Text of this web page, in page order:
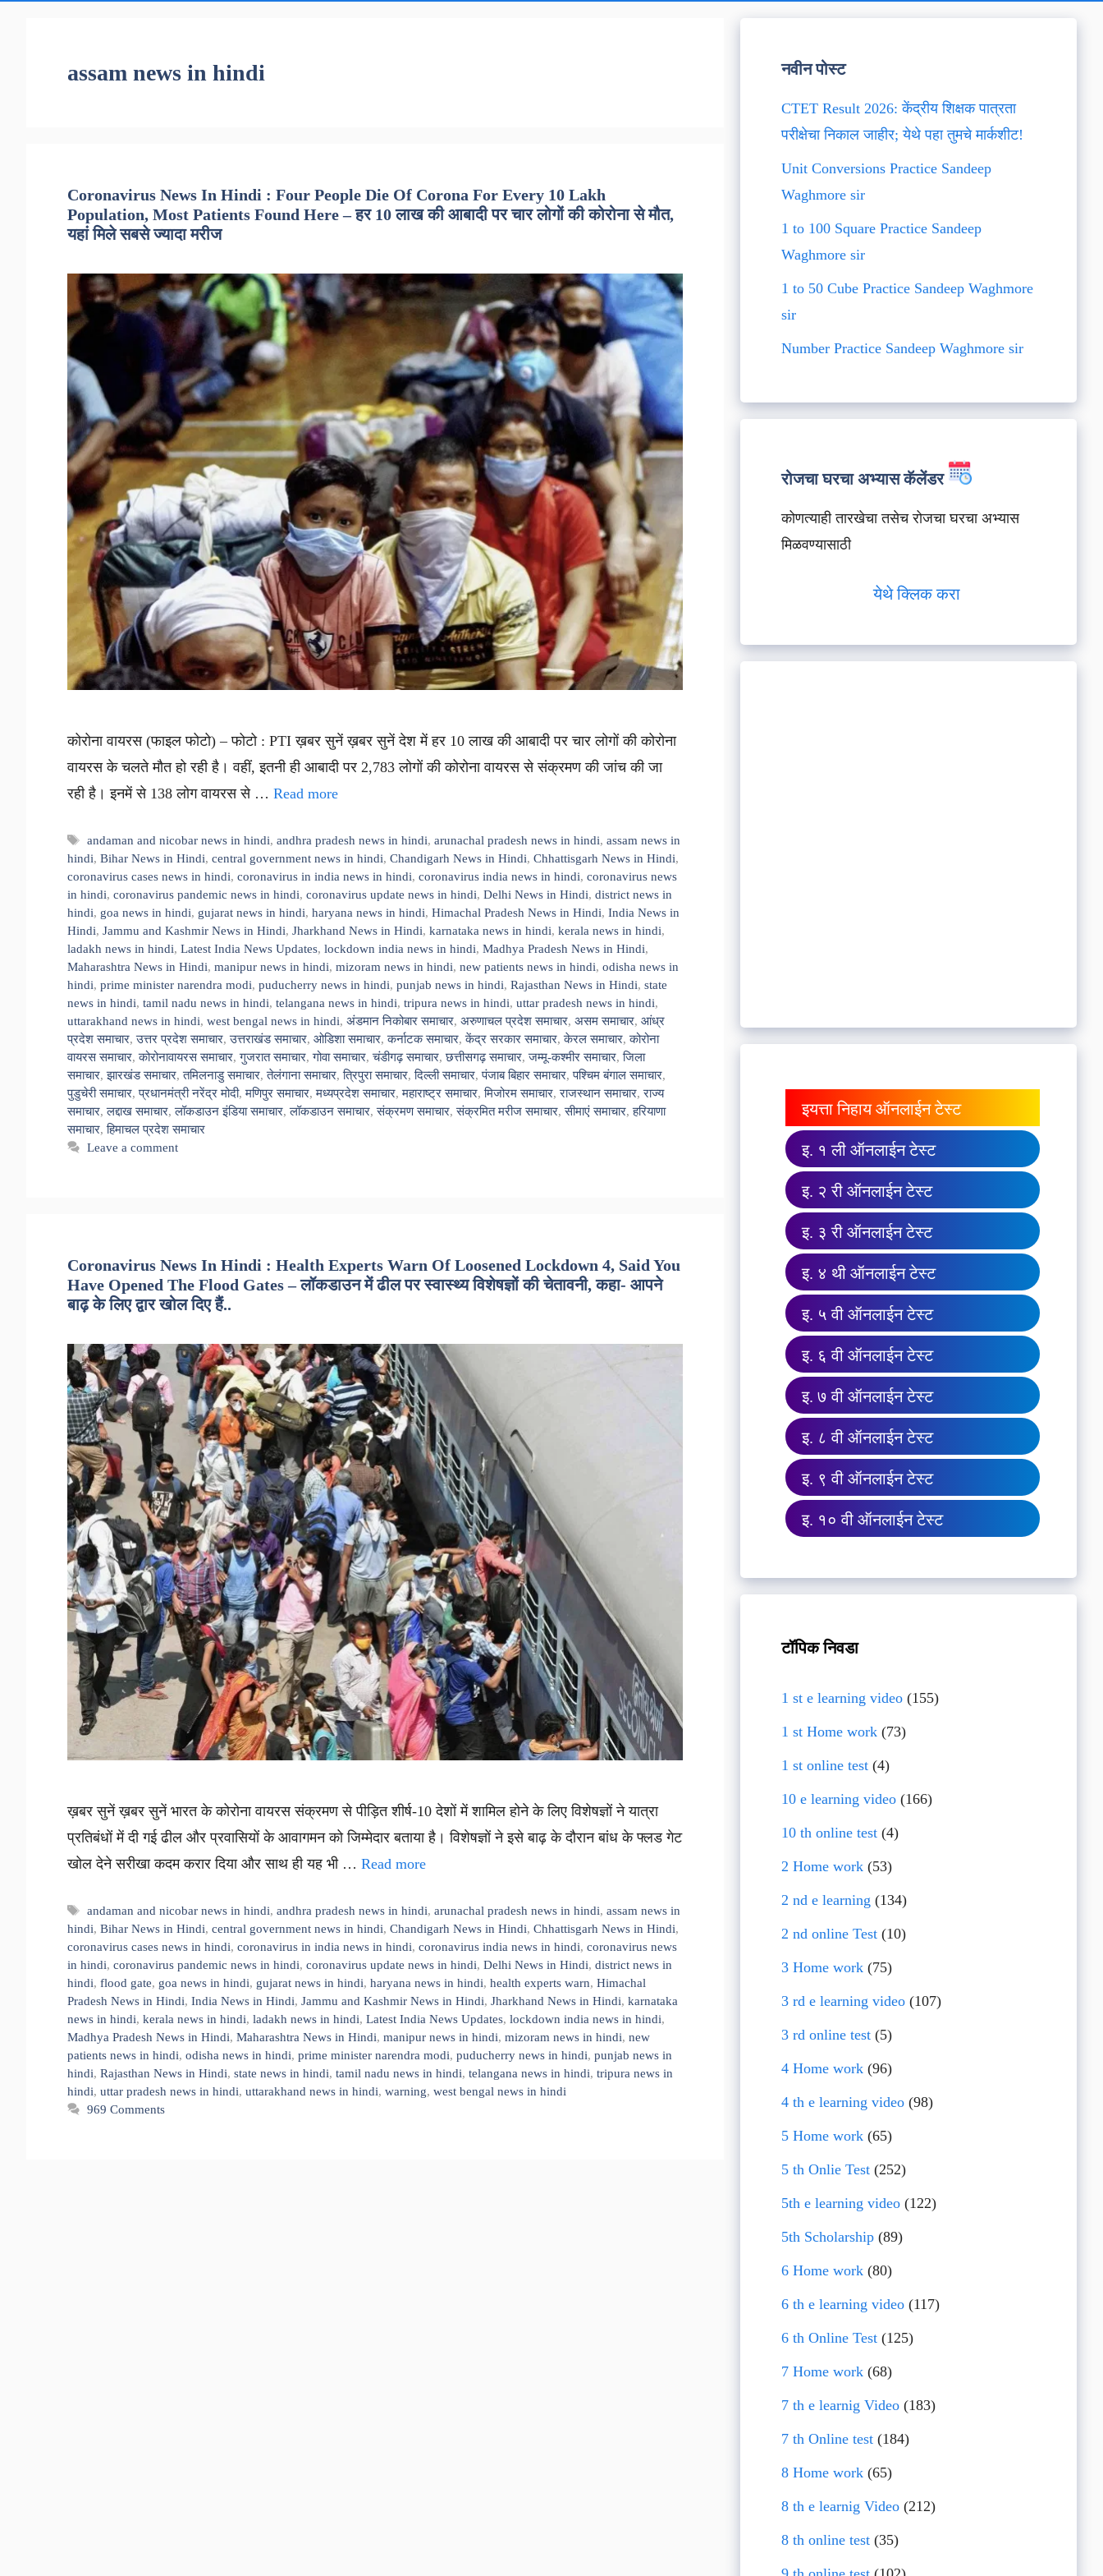
assam news in hindi
Coronavirus News In Hindi : Four People Die Of Corona For Every 10 Lakh
Population, Most Patients Found Here – हर 10 लाख की आबादी पर चार लोगों की कोरोना से मौत,
यहां मिले सबसे ज्यादा मरीज
कोरोना वायरस (फाइल फोटो) – फोटो : PTI ख़बर सुनें ख़बर सुनें देश में हर 10 लाख की आबादी पर चार लोगों की कोरोना
वायरस के चलते मौत हो रही है। वहीं, इतनी ही आबादी पर 2,783 लोगों की कोरोना वायरस से संक्रमण की जांच की जा
रही है। इनमें से 138 लोग वायरस से … Read more
Tags
andaman and nicobar news in hindi,andhra pradesh news in hindi,arunachal pradesh news in hindi,assam news in
hindi, Bihar News in Hindi, central government news in hindi, Chandigarh News in Hindi, Chhattisgarh News in Hindi,
coronavirus cases news in hindi, coronavirus in india news in hindi, coronavirus india news in hindi, coronavirus news
in hindi, coronavirus pandemic news in hindi, coronavirus update news in hindi, Delhi News in Hindi, district news in
hindi, goa news in hindi, gujarat news in hindi, haryana news in hindi, Himachal Pradesh News in Hindi, India News in
Hindi, Jammu and Kashmir News in Hindi, Jharkhand News in Hindi, karnataka news in hindi, kerala news in hindi,
ladakh news in hindi, Latest India News Updates, lockdown india news in hindi, Madhya Pradesh News in Hindi,
Maharashtra News in Hindi, manipur news in hindi, mizoram news in hindi, new patients news in hindi, odisha news in
hindi, prime minister narendra modi, puducherry news in hindi, punjab news in hindi, Rajasthan News in Hindi, state
news in hindi, tamil nadu news in hindi, telangana news in hindi, tripura news in hindi, uttar pradesh news in hindi,
uttarakhand news in hindi, west bengal news in hindi, अंडमान निकोबार समाचार, अरुणाचल प्रदेश समाचार, असम समाचार, आंध्र
प्रदेश समाचार,उत्तर प्रदेश समाचार,उत्तराखंड समाचार, ओडिशा समाचार,कर्नाटक समाचार,केंद्र सरकार समाचार,केरल समाचार,कोरोना
वायरस समाचार,कोरोनावायरस समाचार,गुजरात समाचार,गोवा समाचार,चंडीगढ़ समाचार,छत्तीसगढ़ समाचार,जम्मू-कश्मीर समाचार,जिला
समाचार,झारखंड समाचार,तमिलनाडु समाचार,तेलंगाना समाचार,त्रिपुरा समाचार,दिल्ली समाचार,पंजाब बिहार समाचार,पश्चिम बंगाल समाचार,
पुडुचेरी समाचार,प्रधानमंत्री नरेंद्र मोदी,मणिपुर समाचार,मध्यप्रदेश समाचार,महाराष्ट्र समाचार,मिजोरम समाचार,राजस्थान समाचार,राज्य
समाचार,लद्दाख समाचार,लॉकडाउन इंडिया समाचार,लॉकडाउन समाचार,संक्रमण समाचार,संक्रमित मरीज समाचार,सीमाएं समाचार,हरियाणा
समाचार,हिमाचल प्रदेश समाचार
Leave a comment
Coronavirus News In Hindi : Health Experts Warn Of Loosened Lockdown 4, Said You
Have Opened The Flood Gates – लॉकडाउन में ढील पर स्वास्थ्य विशेषज्ञों की चेतावनी, कहा- आपने
बाढ़ के लिए द्वार खोल दिए हैं..
ख़बर सुनें ख़बर सुनें भारत के कोरोना वायरस संक्रमण से पीड़ित शीर्ष-10 देशों में शामिल होने के लिए विशेषज्ञों ने यात्रा
प्रतिबंधों में दी गई ढील और प्रवासियों के आवागमन को जिम्मेदार बताया है। विशेषज्ञों ने इसे बाढ़ के दौरान बांध के फ्लड गेट
खोल देने सरीखा कदम करार दिया और साथ ही यह भी … Read more
Tags
andaman and nicobar news in hindi,andhra pradesh news in hindi,arunachal pradesh news in hindi,assam news in
hindi, Bihar News in Hindi, central government news in hindi, Chandigarh News in Hindi, Chhattisgarh News in Hindi,
coronavirus cases news in hindi, coronavirus in india news in hindi, coronavirus india news in hindi, coronavirus news
in hindi, coronavirus pandemic news in hindi, coronavirus update news in hindi, Delhi News in Hindi, district news in
hindi, flood gate, goa news in hindi, gujarat news in hindi, haryana news in hindi, health experts warn, Himachal
Pradesh News in Hindi, India News in Hindi, Jammu and Kashmir News in Hindi, Jharkhand News in Hindi, karnataka
news in hindi, kerala news in hindi, ladakh news in hindi, Latest India News Updates, lockdown india news in hindi,
Madhya Pradesh News in Hindi, Maharashtra News in Hindi, manipur news in hindi, mizoram news in hindi, new
patients news in hindi, odisha news in hindi, prime minister narendra modi, puducherry news in hindi, punjab news in
hindi, Rajasthan News in Hindi, state news in hindi, tamil nadu news in hindi, telangana news in hindi, tripura news in
hindi, uttar pradesh news in hindi, uttarakhand news in hindi, warning, west bengal news in hindi
969 Comments
नवीन पोस्ट
CTET Result 2026: केंद्रीय शिक्षक पात्रता
परीक्षेचा निकाल जाहीर; येथे पहा तुमचे मार्कशीट!
Unit Conversions Practice Sandeep
Waghmore sir
1 to 100 Square Practice Sandeep
Waghmore sir
1 to 50 Cube Practice Sandeep Waghmore
sir
Number Practice Sandeep Waghmore sir
रोजचा घरचा अभ्यास कॅलेंडर
कोणत्याही तारखेचा तसेच रोजचा घरचा अभ्यास
मिळवण्यासाठी
येथे क्लिक करा
इयत्ता निहाय ऑनलाईन टेस्ट
इ. १ ली ऑनलाईन टेस्ट
इ. २ री ऑनलाईन टेस्ट
इ. ३ री ऑनलाईन टेस्ट
इ. ४ थी ऑनलाईन टेस्ट
इ. ५ वी ऑनलाईन टेस्ट
इ. ६ वी ऑनलाईन टेस्ट
इ. ७ वी ऑनलाईन टेस्ट
इ. ८ वी ऑनलाईन टेस्ट
इ. ९ वी ऑनलाईन टेस्ट
इ. १० वी ऑनलाईन टेस्ट
टॉपिक निवडा
1 st e learning video(155)
1 st Home work(73)
1 st online test(4)
10 e learning video(166)
10 th online test(4)
2 Home work(53)
2 nd e learning (134)
2 nd online Test(10)
3 Home work(75)
3 rd e learning video(107)
3 rd online test(5)
4 Home work(96)
4 th e learning video(98)
5 Home work(65)
5 th Onlie Test(252)
5th e learning video(122)
5th Scholarship(89)
6 Home work(80)
6 th e learning video(117)
6 th Online Test(125)
7 Home work(68)
7 th e learnig Video(183)
7 th Online test(184)
8 Home work(65)
8 th e learnig Video(212)
8 th online test(35)